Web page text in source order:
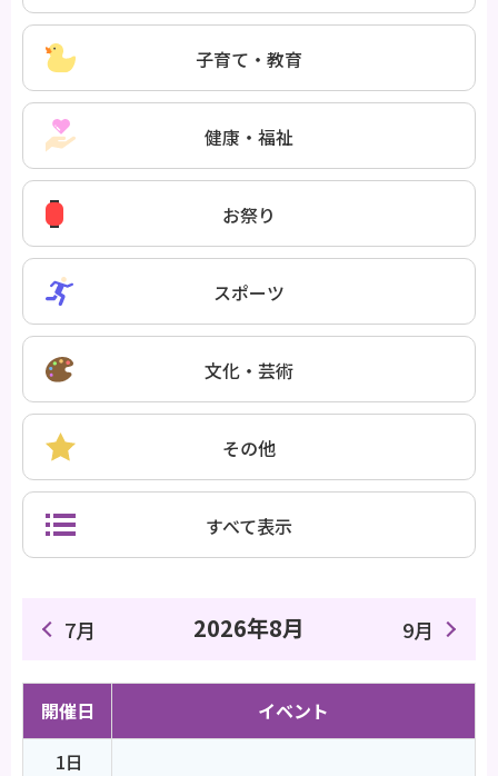
子育て・教育
健康・福祉
お祭り
スポーツ
文化・芸術
その他
すべて表示
2026年8月
7月 9月
開催日
イベント
1日